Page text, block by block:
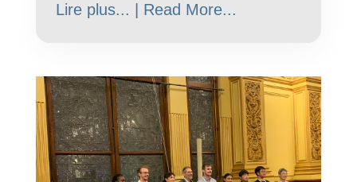
Lire plus... | Read More...